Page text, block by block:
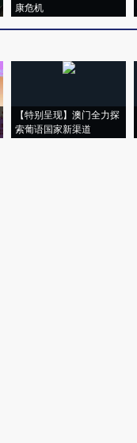
康危机
【特别呈现】澳门全力探
索葡语国家新渠道